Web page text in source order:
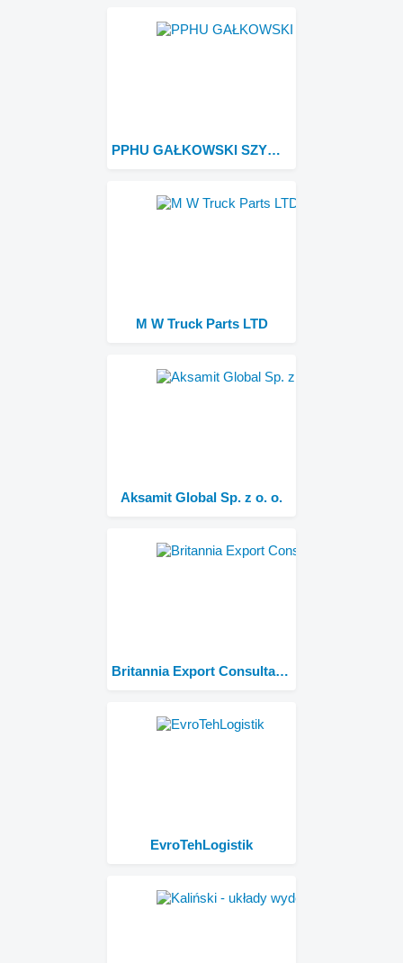
PPHU GAŁKOWSKI SZYMON
M W Truck Parts LTD
Aksamit Global Sp. z o. o.
Britannia Export Consultants Limited
EvroTehLogistik